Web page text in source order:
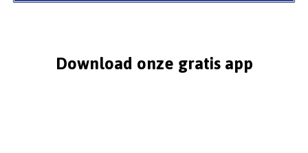
Download onze gratis app